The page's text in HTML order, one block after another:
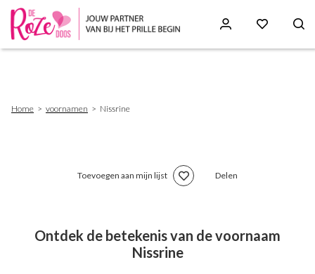
Home voornamen Nissrine
Toevoegen aan mijn lijst Delen
Ontdek de betekenis van de voornaam
Nissrine